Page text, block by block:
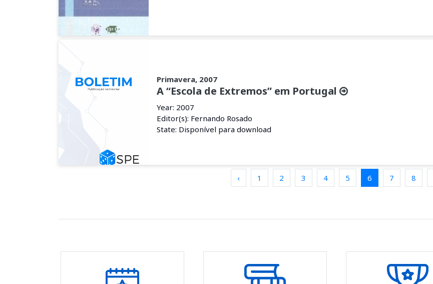
Primavera, 2007
A “Escola de Extremos” em Portugal
Year: 2007
Editor(s): Fernando Rosado
State: Disponível para download
‹ 1 2 3 4 5 6 7 8